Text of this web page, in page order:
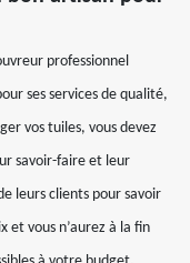
professionnel
ses services de qualité,
vos tuiles, vous devez
savoir-faire et leur
leurs clients pour savoir
et vous n’aurez à la fin